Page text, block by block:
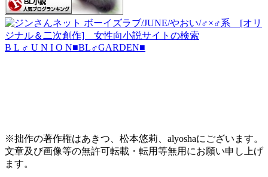
B L ♂ U N I O N■BL♂GARDEN■
※拙作の著作権はあきつ、松本悠莉、alyoshaにございます。
文章及び画像等の無許可転載・転用等無用にお願い申し上げ
ます。